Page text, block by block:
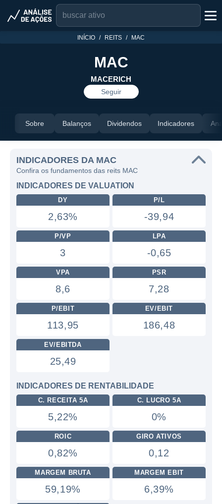
INÍCIO REITS MAC
MAC
MACERICH
Seguir
Sobre Balanços Dividendos Indicadores
INDICADORES DA MAC
Confira os fundamentos das reits MAC
INDICADORES DE VALUATION
DY
2,63%
P/L
-39,94
P/VP
3
LPA
-0,65
VPA
8,6
PSR
7,28
P/EBIT
113,95
EV/EBIT
186,48
EV/EBITDA
25,49
INDICADORES DE RENTABILIDADE
C. RECEITA 5A
5,22%
C. LUCRO 5A
0%
ROIC
0,82%
GIRO ATIVOS
0,12
MARGEM BRUTA
59,19%
MARGEM EBIT
6,39%